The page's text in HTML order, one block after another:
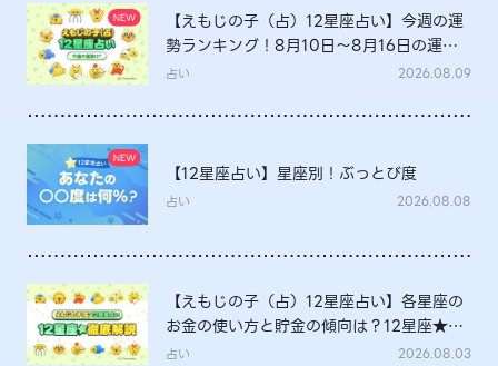
【えもじの子（占）12星座占い】今週の運
勢ランキング！8月10日～8月16日の運勢
は？
占い 2026.08.09
【12星座占い】星座別！ぶっとび度
占い 2026.08.08
【えもじの子（占）12星座占い】各星座の
お金の使い方と貯金の傾向は？12星座★徹
底解説
占い 2026.08.03